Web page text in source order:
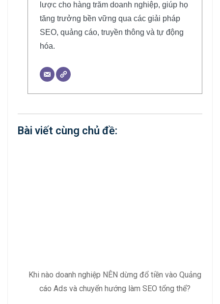
lược cho hàng trăm doanh nghiệp, giúp họ
tăng trưởng bền vững qua các giải pháp
SEO, quảng cáo, truyền thông và tự động
hóa.
Bài viết cùng chủ đề:
Khi nào doanh nghiệp NÊN dừng đổ tiền vào Quảng
cáo Ads và chuyển hướng làm SEO tổng thể?